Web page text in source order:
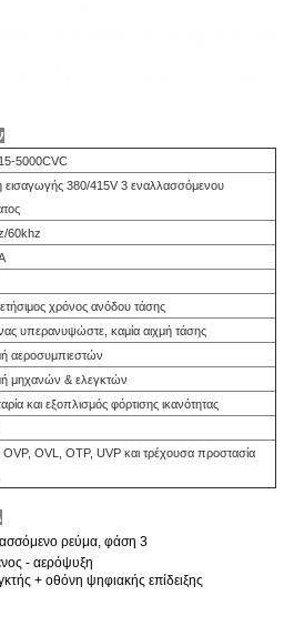
5000CVC
380/415V 3 εναλλασσόμενου
60khz
χρόνος ανόδου τάσης
υπερανυψώστε, καμία αιχμή τάσης
αεροσυμπιεστών
μηχανών & ελεγκτών
και εξοπλισμός φόρτισης ικανότητας
OVP, OVL, OTP, UVP και τρέχουσα προστασία
ρεύμα, φάση 3
- αερόψυξη
+ οθόνη ψηφιακής επίδειξης